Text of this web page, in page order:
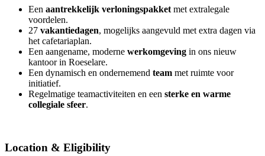
Een aantrekkelijk verloningspakket met extralegale
voordelen.
27 vakantiedagen, mogelijks aangevuld met extra dagen via
het cafetariaplan.
Een aangename, moderne werkomgeving in ons nieuw
kantoor in Roeselare.
Een dynamisch en ondernemend team met ruimte voor
initiatief.
Regelmatige teamactiviteiten en een sterke en warme
collegiale sfeer.
Location & Eligibility